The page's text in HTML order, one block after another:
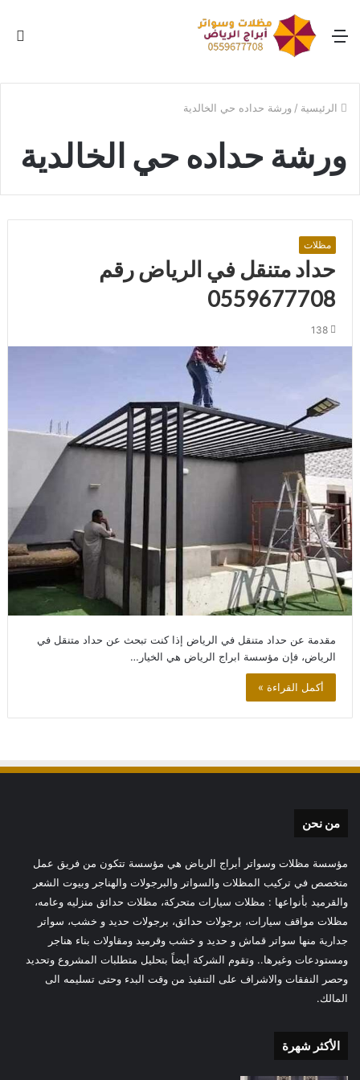
القائمة
الرئيسية / ورشة حداده حي الخالدية
ورشة حداده حي الخالدية
مظلات
حداد متنقل في الرياض رقم
0559677708
138
مقدمة عن حداد متنقل في الرياض إذا كنت تبحث عن حداد متنقل في
الرياض، فإن مؤسسة ابراج الرياض هي الخيار…
أكمل القراءة »
من نحن
مؤسسة مظلات وسواتر أبراج الرياض هي مؤسسة تتكون من فريق عمل
متخصص في تركيب المظلات والسواتر والبرجولات والهناجر وبيوت الشعر
والقرميد بأنواعها : مظلات سيارات متحركة، مظلات حدائق منزليه وعامه،
مظلات مواقف سيارات، برجولات حدائق، برجولات حديد و خشب، سواتر
جدارية منها سواتر قماش و حديد و خشب وقرميد ومقاولات بناء هناجر
ومستودعات وغيرها.. وتقوم الشركة أيضاً بتحليل متطلبات المشروع وتحديد
وحصر النفقات والاشراف على التنفيذ من وقت البدء وحتى تسليمه الى
المالك.
الأكثر شهرة